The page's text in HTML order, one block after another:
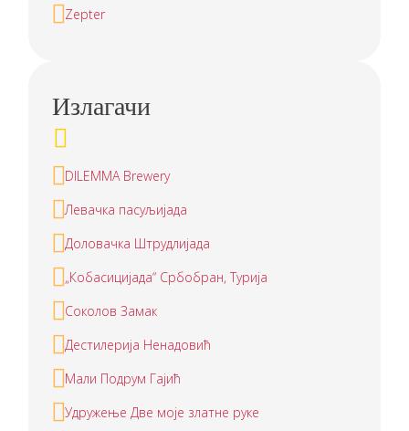
Zepter
Излагачи
DILEMMA Brewery
Левачка пасуљијада
Доловачка Штрудлијада
„Кобасицијада“ Србобран, Турија
Соколов Замак
Дестилерија Ненадовић
Мали Подрум Гајић
Удружење Две моје златне руке